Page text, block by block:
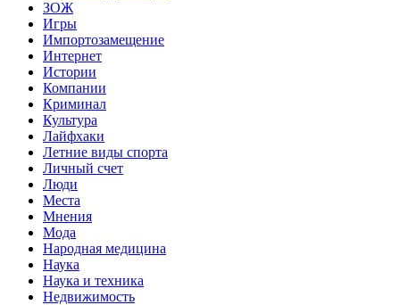
ЗОЖ
Игры
Импортозамещение
Интернет
Истории
Компании
Криминал
Культура
Лайфхаки
Летние виды спорта
Личный счет
Люди
Места
Мнения
Мода
Народная медицина
Наука
Наука и техника
Недвижимость